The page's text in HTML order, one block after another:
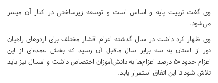
وی گفت تربیت پایه و اساس است و توسعه زیرساختی در کنار آن میسر
می‌شود.
وی اظهار کرد داشت در سال گذشته اعزام اقشار مختلف برای اردوهای راهیان
نور از استان به سه برابر سال ماقبل آن رسید که بخش عمده‌ای از این
اعزام حدود ۵۰ درصد اعزام‌ها به دانش‌آموزان اختصاص داشت و امسال نیز باید
تلاش شود تا این اتفاق استمرار یابد.